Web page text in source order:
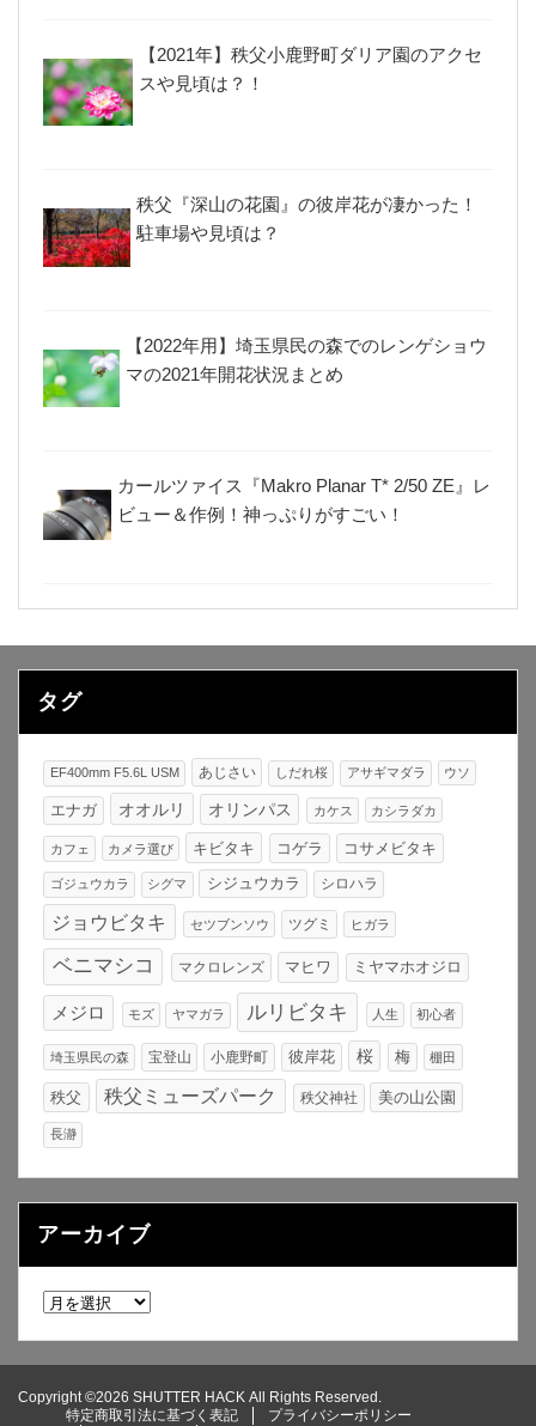
【2021年】秩父小鹿野町ダリア園のアクセ
スや見頃は？！
秩父『深山の花園』の彼岸花が凄かった！
駐車場や見頃は？
【2022年用】埼玉県民の森でのレンゲショウ
マの2021年開花状況まとめ
カールツァイス『Makro Planar T* 2/50 ZE』レ
ビュー＆作例！神っぷりがすごい！
タグ
EF400mm F5.6L USM あじさい しだれ桜 アサギマダラ ウソ
エナガ オオルリ オリンパス カケス カシラダカ
カフェ カメラ選び キビタキ コゲラ コサメビタキ
ゴジュウカラ シグマ シジュウカラ シロハラ
ジョウビタキ セツブンソウ ツグミ ヒガラ
ベニマシコ マクロレンズ マヒワ ミヤマホオジロ
メジロ モズ ヤマガラ ルリビタキ 人生 初心者
埼玉県民の森 宝登山 小鹿野町 彼岸花 桜 梅 棚田
秩父 秩父ミューズパーク 秩父神社 美の山公園
長瀞
アーカイブ
ア
ブ
Copyright ©2026 SHUTTER HACK All Rights Reserved.
特定商取引法に基づく表記
プライバシーポリシー